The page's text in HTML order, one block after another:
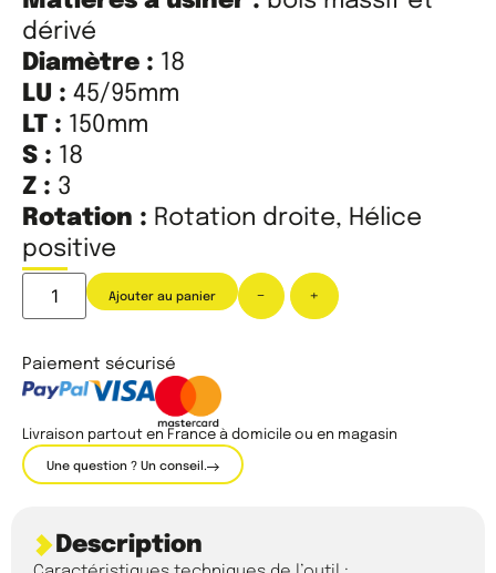
dérivé
Diamètre : 18
LU : 45/95mm
LT : 150mm
S : 18
Z : 3
Rotation : Rotation droite, Hélice
positive
- +
Ajouter au panier
Paiement sécurisé
Livraison partout en France à domicile ou en magasin
Une question ? Un conseil.
Description